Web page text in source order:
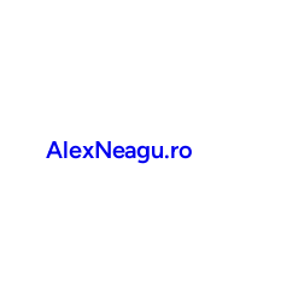
AlexNeagu.ro